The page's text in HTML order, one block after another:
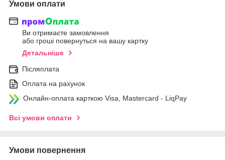
Умови оплати
Ви отримаєте замовлення
або гроші повернуться на вашу картку
Детальніше
Післяплата
Оплата на рахунок
Онлайн-оплата карткою Visa, Mastercard - LiqPay
Всі умови оплати
Умови повернення